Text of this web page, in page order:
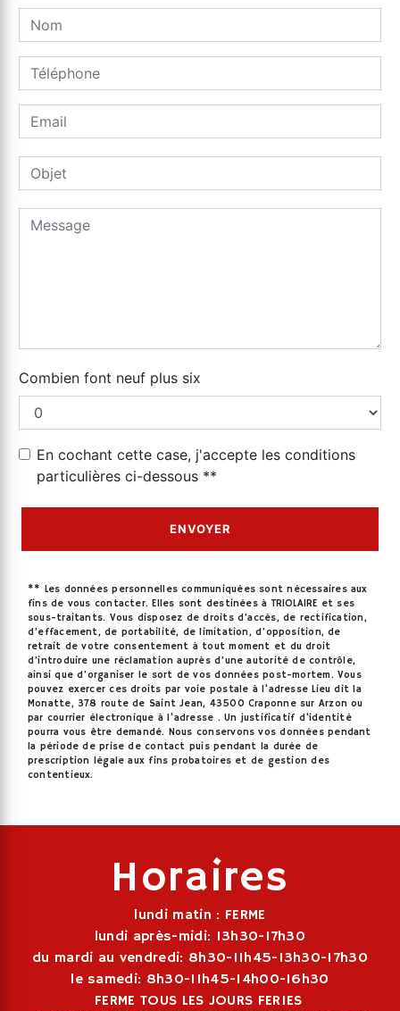
Combien font neuf plus six
En cochant cette case, j'accepte les conditions
particulières ci-dessous **
ENVOYER
** Les données personnelles communiquées sont nécessaires aux
fins de vous contacter. Elles sont destinées à TRIOLAIRE et ses
sous-traitants. Vous disposez de droits d’accès, de rectification,
d’effacement, de portabilité, de limitation, d’opposition, de
retrait de votre consentement à tout moment et du droit
d’introduire une réclamation auprès d’une autorité de contrôle,
ainsi que d’organiser le sort de vos données post-mortem. Vous
pouvez exercer ces droits par voie postale à l'adresse Lieu dit la
Monatte, 378 route de Saint Jean, 43500 Craponne sur Arzon ou
par courrier électronique à l'adresse . Un justificatif d'identité
pourra vous être demandé. Nous conservons vos données pendant
la période de prise de contact puis pendant la durée de
prescription légale aux fins probatoires et de gestion des
contentieux.
Horaires
lundi matin : FERME
lundi après-midi: 13h30-17h30
du mardi au vendredi: 8h30-11h45-13h30-17h30
le samedi: 8h30-11h45-14h00-16h30
FERME TOUS LES JOURS FERIES